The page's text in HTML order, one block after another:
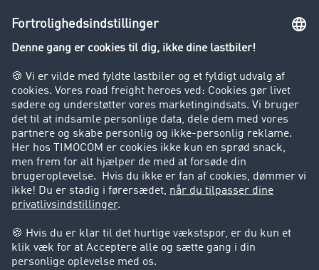
Lastbilkørsel forbudt
Kunder hverver kunder
Success Stories
Support
Support
Juridiske forhold
Kolofon